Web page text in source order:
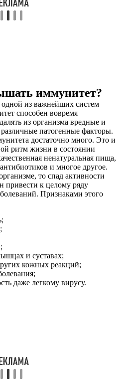
иммунитет?
из важнейших систем
способен вовремя
из организма вредные и
патогенные факторы.
достаточно много. Это и
ритм жизни в состоянии
ненатуральная пища,
и многое другое.
то спад активности
привести к целому ряду
Признаками этого
и суставах;
кожных реакций;
даже легкому вирусу.